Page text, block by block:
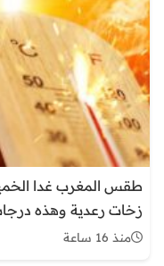
طقس المغرب غدا
زخات رعدية وهذه
منذ 16 ساعة